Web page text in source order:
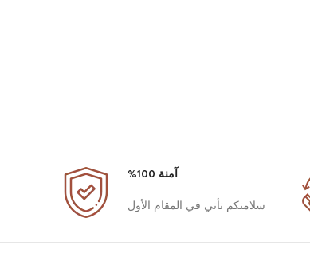
آمنة 100%
سلامتكم تأتي في المقام الأول